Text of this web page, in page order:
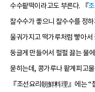
수수팥떡이라고도 부른다. 『
찰수수가 좋으니 찰수수를 정
울궈가지고 떡가루처럼 빻아
둥글게 만들어서 펄펄 끓는 물
묻히는데, 콩가루나 팥계피고
『조선요리朝鮮料理』에는 “